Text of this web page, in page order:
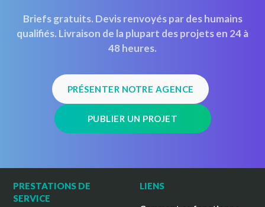
Briefs gratuits. Devis renvoyés par des humains
qualifiés. Livraison de la plupart des projets en 24 à
48 heures.
PRÉSENTER NOTRE AGENCE
PUBLIER UN PROJET
PRESTATIONS DE
SERVICE
LIENS